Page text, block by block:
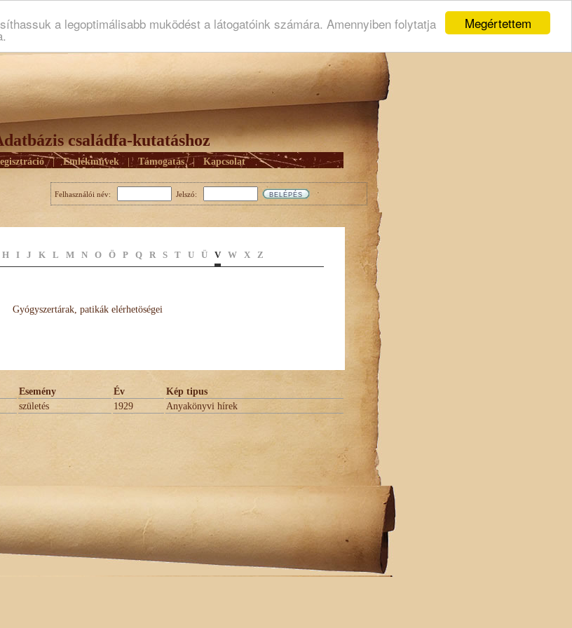
Megértettem
a legoptimálisabb muködést a látogatóink számára. Amennyiben folytatja
családfa-kutatáshoz
| Emlékmûvek | Támogatás | Kapcsolat
Felhasználói név: Jelszó:
H I J K L M N O Ö P Q R S T U Ü V W X Z
Gyógyszertárak, patikák elérhetöségei
Esemény Év
Kép tipus
születés 1929 Anyakönyvi hírek